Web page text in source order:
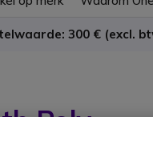
300 € (excl.
Poly